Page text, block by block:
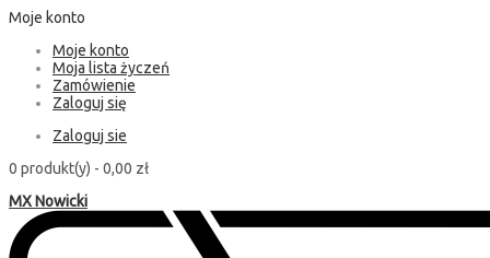
Moje konto
Moje konto
Moja lista życzeń
Zamówienie
Zaloguj się
Zaloguj sie
0 produkt(y) - 0,00 zł
MX Nowicki